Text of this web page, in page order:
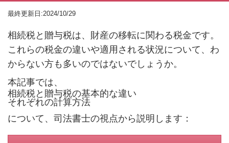
最終更新日:2024/10/29
相続税と贈与税は、財産の移転に関わる税金です。
これらの税金の違いや適用される状況について、わ
からない方も多いのではないでしょうか。
本記事では、
相続税と贈与税の基本的な違い
それぞれの計算方法
について、司法書士の視点から説明します：